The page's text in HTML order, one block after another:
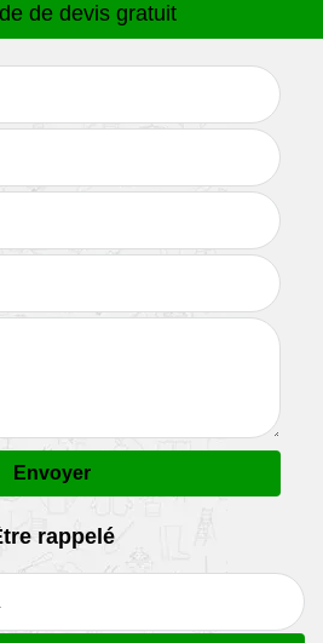
de devis gratuit
rappelé